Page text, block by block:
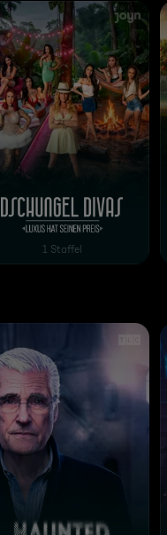
Dschungel Divas -
1 Staffel